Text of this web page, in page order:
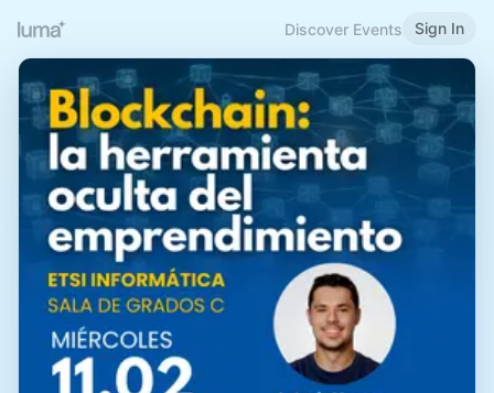
Discover Events Sign In